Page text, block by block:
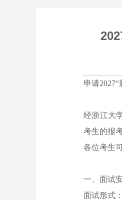
申请
经浙江大
考生的报
各位考生
一、面试
面试形式